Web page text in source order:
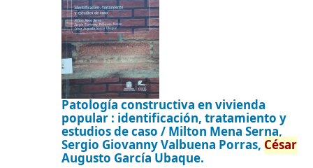
Patología constructiva en vivienda
popular : identificación, tratamiento y
estudios de caso / Milton Mena Serna,
Sergio Giovanny Valbuena Porras, César
Augusto García Ubaque.